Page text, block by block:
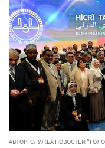
АВТОР: СЛУЖБА НОВОСТЕЙ